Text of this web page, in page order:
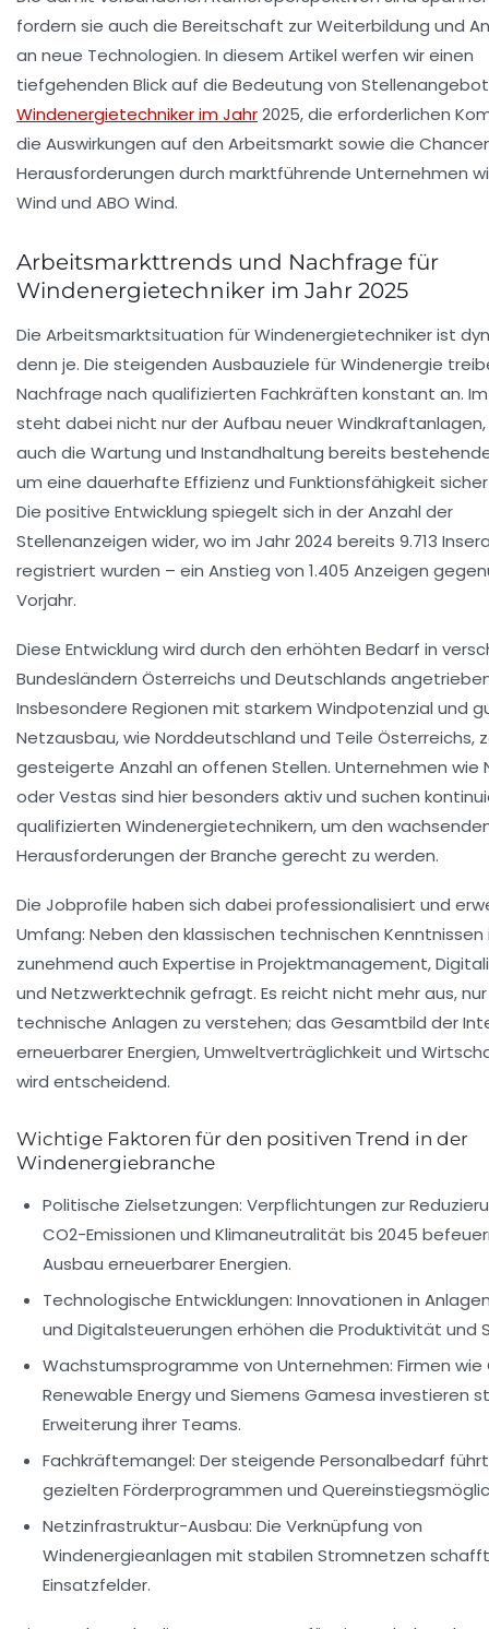
fordern sie auch die Bereitschaft zur Weiterbildung und
an neue Technologien. In diesem Artikel werfen wir einen
tiefgehenden Blick auf die Bedeutung von
Windenergietechniker im Jahr2025, die erforderlichen
die Auswirkungen auf den Arbeitsmarkt sowie die
Herausforderungen durch marktführende Unternehmen
Wind und ABO Wind.
Arbeitsmarkttrends und Nachfrage für
Windenergietechniker im Jahr 2025
Die Arbeitsmarktsituation für Windenergietechniker ist
denn je. Die steigenden Ausbauziele für Windenergie
Nachfrage nach qualifizierten Fachkräften konstant an. Im
steht dabei nicht nur der Aufbau neuer
auch die Wartung und Instandhaltung bereits
um eine dauerhafte Effizienz und Funktionsfähigkeit
Die positive Entwicklung spiegelt sich in der Anzahl der
Stellenanzeigen wider, wo im Jahr 2024 bereits 9.713
registriert wurden – ein Anstieg von 1.405 Anzeigen
Vorjahr.
Diese Entwicklung wird durch den erhöhten Bedarf in
Bundesländern Österreichs und Deutschlands
Insbesondere Regionen mit starkem Windpotenzial und
Netzausbau, wie Norddeutschland und Teile Österreichs,
gesteigerte Anzahl an offenen Stellen. Unternehmen wie
oder Vestas sind hier besonders aktiv und suchen
qualifizierten Windenergietechnikern, um den
Herausforderungen der Branche gerecht zu werden.
Die Jobprofile haben sich dabei professionalisiert und
Umfang: Neben den klassischen technischen Kenntnissen
zunehmend auch Expertise in Projektmanagement,
und Netzwerktechnik gefragt. Es reicht nicht mehr aus, nur
technische Anlagen zu verstehen; das Gesamtbild der
erneuerbarer Energien, Umweltverträglichkeit und
wird entscheidend.
Wichtige Faktoren für den positiven Trend in der
Windenergiebranche
Politische Zielsetzungen: Verpflichtungen zur
CO2-Emissionen und Klimaneutralität bis 2045
Ausbau erneuerbarer Energien.
Technologische Entwicklungen: Innovationen in
und Digitalsteuerungen erhöhen die Produktivität und
Wachstumsprogramme von Unternehmen: Firmen wie
Renewable Energy und Siemens Gamesa investieren
Erweiterung ihrer Teams.
Fachkräftemangel: Der steigende Personalbedarf
gezielten Förderprogrammen und
Netzinfrastruktur-Ausbau: Die Verknüpfung von
Windenergieanlagen mit stabilen Stromnetzen
Einsatzfelder.